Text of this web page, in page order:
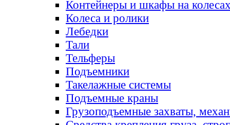
Контейнеры и шкафы на
Колеса и ролики
Лебедки
Тали
Тельферы
Подъемники
Такелажные системы
Подъемные краны
Грузоподъемные захваты,